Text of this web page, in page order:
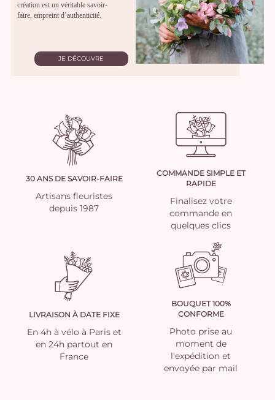
création est un véritable savoir-
faire, empreint d’authenticité.
JE DÉCOUVRE
30 ANS DE SAVOIR-FAIRE
Artisans fleuristes
depuis 1987
COMMANDE SIMPLE ET
RAPIDE
Finalisez votre
commande en
quelques clics
LIVRAISON À DATE FIXE
En 4h à vélo à Paris et
en 24h partout en
France
BOUQUET 100%
CONFORME
Photo prise au
moment de
l'expédition et
envoyée par mail